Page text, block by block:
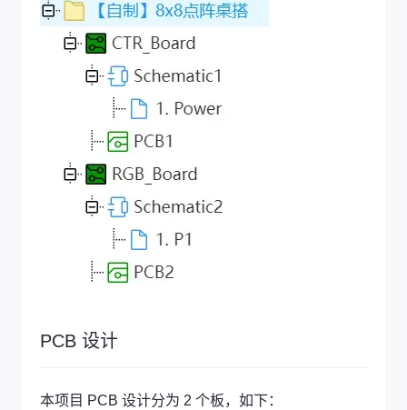
PCB 设计
本项目 PCB 设计分为 2 个板，如下：